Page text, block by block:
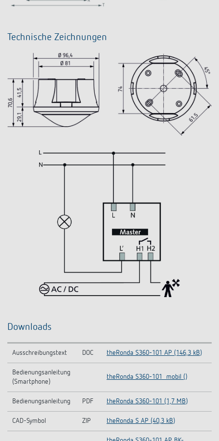
Technische Zeichnungen
Downloads
Ausschreibungstext DOC theRonda S360-101 AP (146,3 kB)
Bedienungsanleitung
(Smartphone)
theRonda S360-101_mobil ()
Bedienungsanleitung PDF theRonda S360-101 (1,7 MB)
CAD-Symbol ZIP theRonda S AP (40,3 kB)